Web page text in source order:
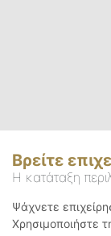
Βρείτε
Η κατάταξη
Ψάχνετε
Χρησιμοποιήστε